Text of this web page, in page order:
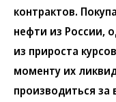
контрактов.
нефти из России,
из прироста
моменту их
производиться за